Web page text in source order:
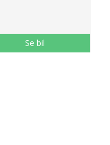
Se bil